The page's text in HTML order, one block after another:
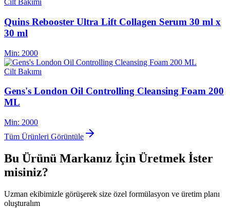
Cilt Bakımı
Quins Rebooster Ultra Lift Collagen Serum 30 ml x
30 ml
Min: 2000
Cilt Bakımı
Gens's London Oil Controlling Cleansing Foam 200
ML
Min: 2000
Tüm Ürünleri Görüntüle
Bu Ürünü Markanız İçin Üretmek İster
misiniz?
Uzman ekibimizle görüşerek size özel formülasyon ve üretim planı
oluşturalım